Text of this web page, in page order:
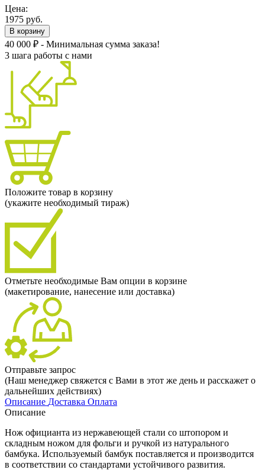
Цена:
1975 руб.
В корзину
40 000 ₽ - Минимальная сумма заказа!
3 шага работы с нами
Положите товар в корзину
(укажите необходимый тираж)
Отметьте необходимые Вам опции в корзине
(макетирование, нанесение или доставка)
Отправьте запрос
(Наш менеджер свяжется с Вами в этот же день и расскажет о
дальнейших действиях)
Описание Доставка Оплата
Описание
Нож официанта из нержавеющей стали со штопором и
складным ножом для фольги и ручкой из натурального
бамбука. Используемый бамбук поставляется и производится
в соответствии со стандартами устойчивого развития.